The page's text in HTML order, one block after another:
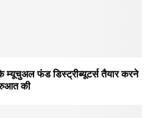
म्यूचुअल फंड डिस्ट्रीब्यूटर्स तैयार करने
की